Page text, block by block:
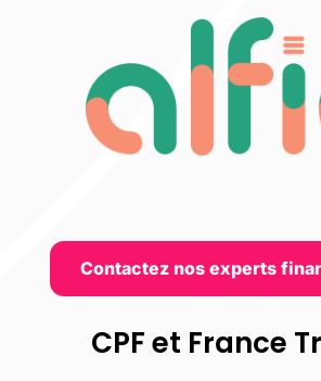
Contactez nos experts
CPF et France